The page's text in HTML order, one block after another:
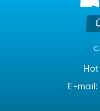
E-mail: